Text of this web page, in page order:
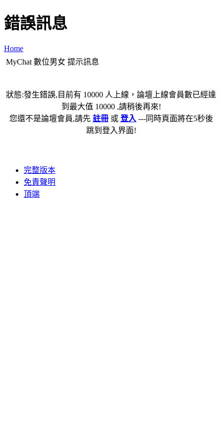
錯誤訊息
Home
MyChat 數位男女 提示訊息
狀態:發生錯誤,目前有 10000 人上線，論壇上線會員數已經達
到最大值 10000 ,請稍後再來!
您還不是論壇會員,請先 註冊或 登入 ---同時頁面將在5秒後
跳到登入界面!
完整版本
免責聲明
頂端